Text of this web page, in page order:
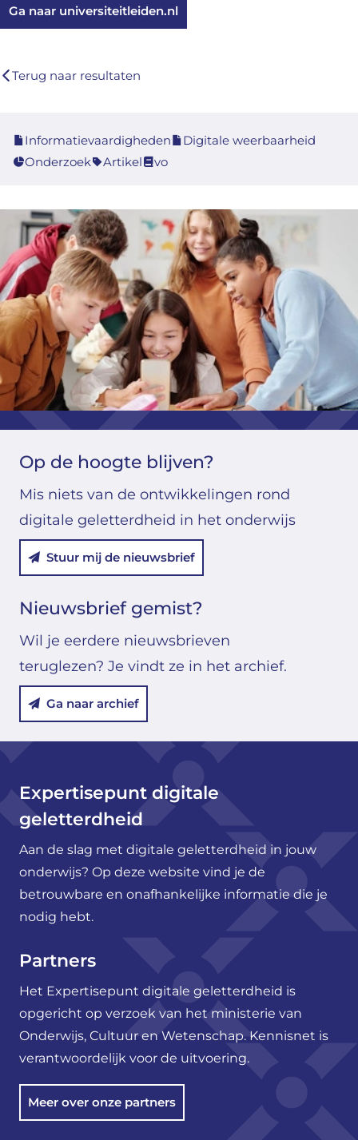
Ga naar universiteitleiden.nl
Terug naar resultaten
Informatievaardigheden
Digitale weerbaarheid
Onderzoek
Artikel vo
Op de hoogte blijven?
Mis niets van de ontwikkelingen rond
digitale geletterdheid in het onderwijs
Stuur mij de nieuwsbrief
Nieuwsbrief gemist?
Wil je eerdere nieuwsbrieven
teruglezen? Je vindt ze in het archief.
Ga naar archief
Expertisepunt digitale
geletterdheid
Aan de slag met digitale geletterdheid in jouw
onderwijs? Op deze website vind je de
betrouwbare en onafhankelijke informatie die je
nodig hebt.
Partners
Het Expertisepunt digitale geletterdheid is
opgericht op verzoek van het ministerie van
Onderwijs, Cultuur en Wetenschap. Kennisnet is
verantwoordelijk voor de uitvoering.
Meer over onze partners